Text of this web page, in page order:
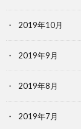
2019年10月
2019年9月
2019年8月
2019年7月